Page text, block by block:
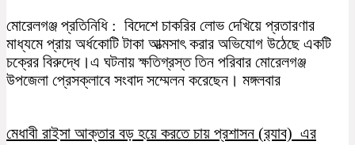
মোরেলগঞ্জ প্রতিনিধি : বিদেশে চাকরির লোভ দেখিয়ে প্রতারণার
মাধ্যমে প্রায় অর্ধকোটি টাকা আত্মসাৎ করার অভিযোগ উঠেছে একটি
চক্রের বিরুদ্ধে।এ ঘটনায় ক্ষতিগ্রস্ত তিন পরিবার মোরেলগঞ্জ
উপজেলা প্রেসক্লাবে সংবাদ সম্মেলন করেছেন। মঙ্গলবার
মেধাবী রাইসা আক্তার বড় হয়ে করতে চায় প্রশাসন (র‍্যাব) এর